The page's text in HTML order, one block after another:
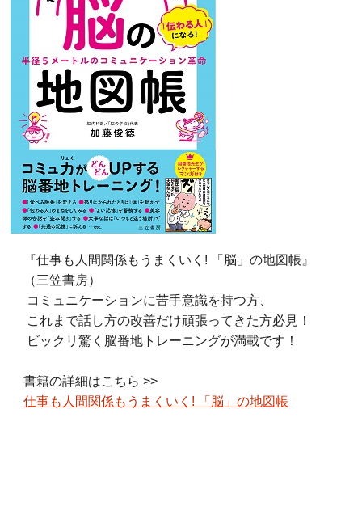
『仕事も人間関係もうまくいく! 「脳」の地図帳』
（三笠書房）
コミュニケーションに苦手意識を持つ方、
これまで話し方の改善だけ頑張ってきた方必見！
ビックリ驚く脳番地トレーニングが満載です！
書籍の詳細はこちら >>
仕事も人間関係もうまくいく! 「脳」の地図帳